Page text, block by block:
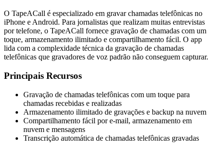
O TapeACall é especializado em gravar chamadas telefônicas no
iPhone e Android. Para jornalistas que realizam muitas entrevistas
por telefone, o TapeACall fornece gravação de chamadas com um
toque, armazenamento ilimitado e compartilhamento fácil. O app
lida com a complexidade técnica da gravação de chamadas
telefônicas que gravadores de voz padrão não conseguem capturar.
Principais Recursos
Gravação de chamadas telefônicas com um toque para
chamadas recebidas e realizadas
Armazenamento ilimitado de gravações e backup na nuvem
Compartilhamento fácil por e-mail, armazenamento em
nuvem e mensagens
Transcrição automática de chamadas telefônicas gravadas